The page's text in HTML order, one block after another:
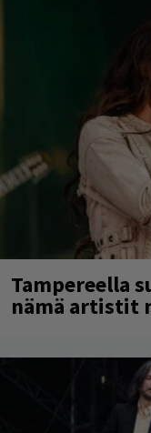
Tampereella
nämä artistit